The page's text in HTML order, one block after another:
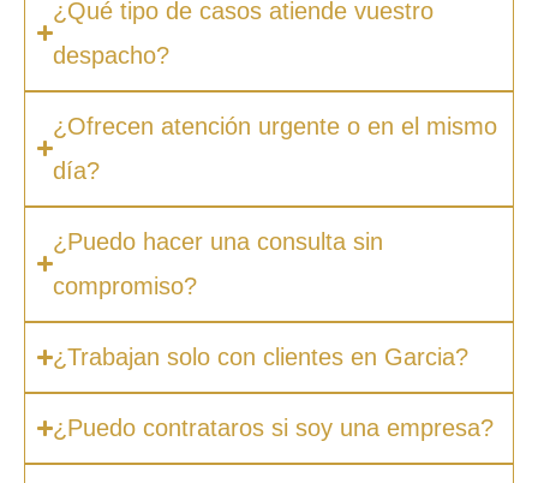
¿Qué tipo de casos atiende vuestro
despacho?
¿Ofrecen atención urgente o en el mismo
día?
¿Puedo hacer una consulta sin
compromiso?
¿Trabajan solo con clientes en Garcia?
¿Puedo contrataros si soy una empresa?